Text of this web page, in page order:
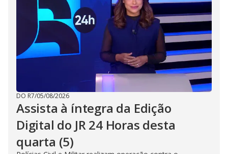
DO R7/05/08/2026
Assista à íntegra da Edição
Digital do JR 24 Horas desta
quarta (5)